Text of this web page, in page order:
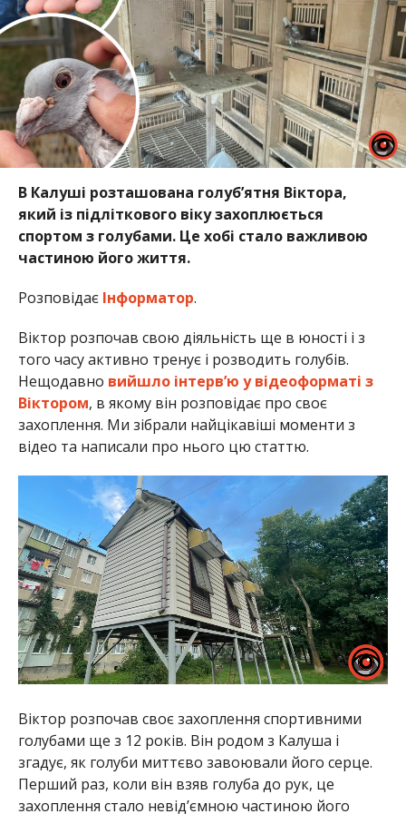
В Калуші розташована голуб’ятня Віктора,
який із підліткового віку захоплюється
спортом з голубами. Це хобі стало важливою
частиною його життя.
Розповідає Інформатор.
Віктор розпочав свою діяльність ще в юності і з
того часу активно тренує і розводить голубів.
Нещодавно вийшло інтерв’ю у відеоформаті з
Віктором, в якому він розповідає про своє
захоплення. Ми зібрали найцікавіші моменти з
відео та написали про нього цю статтю.
Віктор розпочав своє захоплення спортивними
голубами ще з 12 років. Він родом з Калуша і
згадує, як голуби миттєво завоювали його серце.
Перший раз, коли він взяв голуба до рук, це
захоплення стало невід’ємною частиною його